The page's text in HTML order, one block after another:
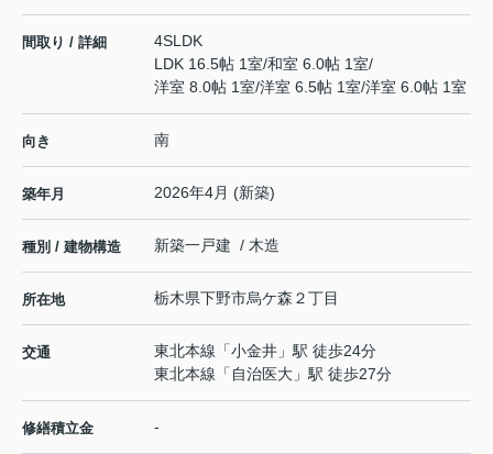
間取り / 詳細
4SLDK
LDK 16.5帖 1室/和室 6.0帖 1室/
洋室 8.0帖 1室/洋室 6.5帖 1室/洋室 6.0帖 1室
向き 南
築年月 2026年4月 (新築)
種別 / 建物構造 新築一戸建 / 木造
所在地 栃木県下野市烏ケ森 ２丁目
交通 東北本線 「小金井 」駅 徒歩24分
東北本線 「 自治医大 」駅 徒歩27分
修繕積立金 -